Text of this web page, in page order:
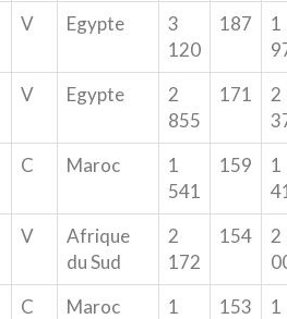
V Egypte
3
120
187
1
V Egypte
2
855
171
2
C Maroc
1
541
159
1
V
Afrique
du Sud
2
172
154
2
C Maroc
1
153
1